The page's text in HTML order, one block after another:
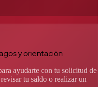
y orientación
ayudarte con tu solicitud de
tu saldo o realizar un